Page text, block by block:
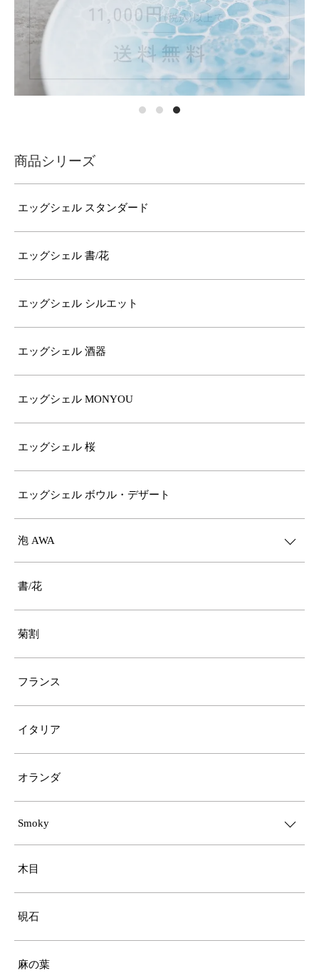
商品シリーズ
エッグシェル スタンダード
エッグシェル 書/花
エッグシェル シルエット
エッグシェル 酒器
エッグシェル MONYOU
エッグシェル 桜
エッグシェル ボウル・デザート
泡 AWA
書/花
菊割
フランス
イタリア
オランダ
Smoky
木目
硯石
麻の葉